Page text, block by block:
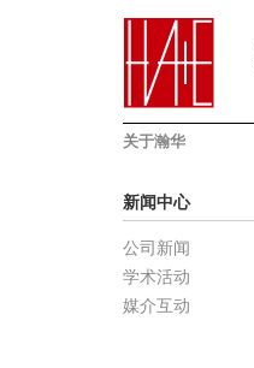
关于瀚华
新闻中心
公司新闻
学术活动
媒介互动